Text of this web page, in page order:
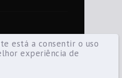
está a consentir o uso
experiência de
— Todos os